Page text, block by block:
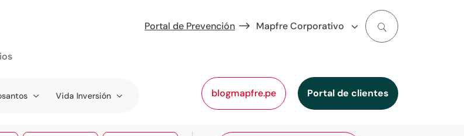
Portal de Prevención Mapfre Corporativo
blogmapfre.pe Portal de clientes
Vida Inversión